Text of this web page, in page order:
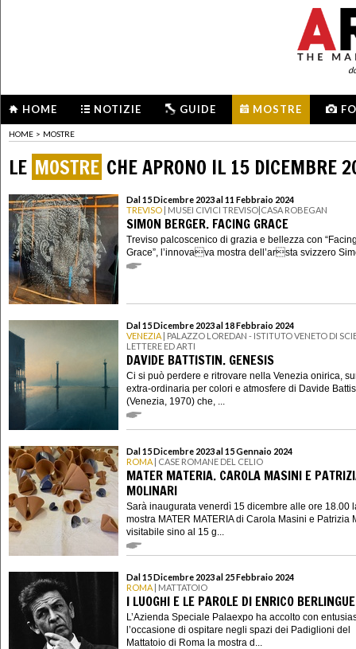
HOME NOTIZIE GUIDE MOSTRE
HOME > MOSTRE
LE MOSTRE CHE APRONO IL 15 DICEMBRE
Dal 15 Dicembre 2023 al 11 Febbraio 2024
TREVISO | MUSEI CIVICI TREVISO|CASA ROBEGAN
SIMON BERGER. FACING GRACE
Treviso palcoscenico di grazia e bellezza con
Grace”, l’innovava mostra dell’arsta svizzero
Dal 15 Dicembre 2023 al 18 Febbraio 2024
VENEZIA | PALAZZO LOREDAN - ISTITUTO VENETO DI
LETTERE ED ARTI
DAVIDE BATTISTIN. GENESIS
Ci si può perdere e ritrovare nella Venezia onirica,
extra-ordinaria per colori e atmosfere di Davide
(Venezia, 1970) che, ...
Dal 15 Dicembre 2023 al 15 Gennaio 2024
ROMA | CASE ROMANE DEL CELIO
MATER MATERIA. CAROLA MASINI E
MOLINARI
Sarà inaugurata venerdì 15 dicembre alle ore 18.00
mostra MATER MATERIA di Carola Masini e Patrizia
visitabile sino al 15 g...
Dal 15 Dicembre 2023 al 25 Febbraio 2024
ROMA | MATTATOIO
I LUOGHI E LE PAROLE DI ENRICO
L’Azienda Speciale Palaexpo ha accolto con
l’occasione di ospitare negli spazi dei Padiglioni del
Mattatoio di Roma la mostra d...